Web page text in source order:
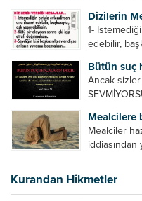
ve sellem
sövmedi.
Dizilerin
1-
edebilir,
Sevdiğin
yuvasını
Bütün suç
Ancak sizler
tenkitlerde
olması
Mealcilere
Mealciler
elçilik
elçi
Kurandan Hikmetler